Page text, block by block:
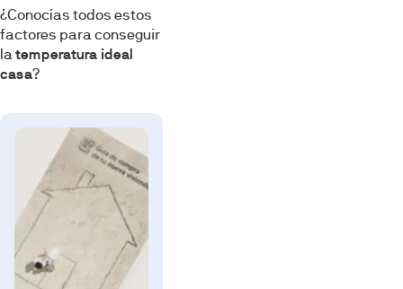
¿Conocías todos estos
factores para conseguir
la temperatura ideal
casa?